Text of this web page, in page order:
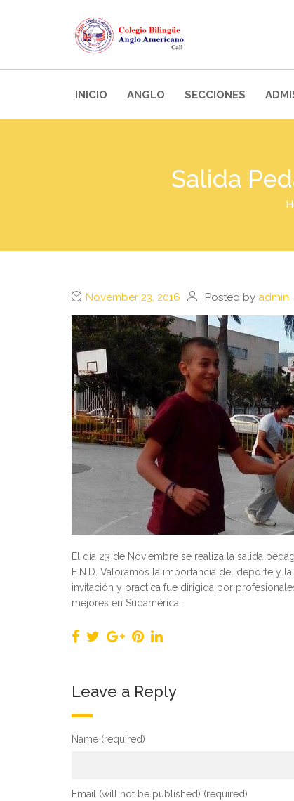
INICIO ANGLO SECCIONES
Salida
November 23, 2016 Posted by admin
El día 23 de Noviembre se realiza la salida
E.N.D. Valoramos la importancia del deporte y
invitación y practica fue dirigida por
mejores en Sudamérica.
Leave a Reply
Name (required)
Email (will not be published) (required)